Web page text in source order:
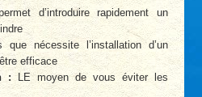
d’introduire rapidement un
que nécessite l’installation d’un
efficace
: LE moyen de vous éviter les